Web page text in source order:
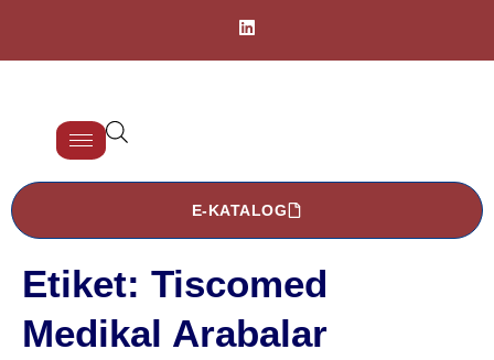
E-KATALOG
Etiket: Tiscomed
Medikal Arabalar